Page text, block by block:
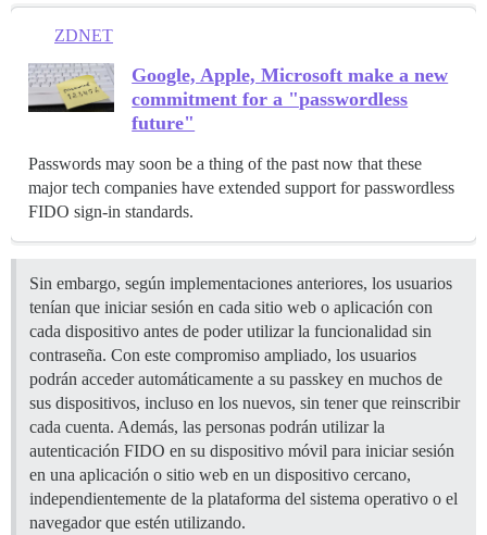
ZDNET
Google, Apple, Microsoft make a new
commitment for a "passwordless
future"
Passwords may soon be a thing of the past now that these
major tech companies have extended support for passwordless
FIDO sign-in standards.
Sin embargo, según implementaciones anteriores, los usuarios
tenían que iniciar sesión en cada sitio web o aplicación con
cada dispositivo antes de poder utilizar la funcionalidad sin
contraseña. Con este compromiso ampliado, los usuarios
podrán acceder automáticamente a su passkey en muchos de
sus dispositivos, incluso en los nuevos, sin tener que reinscribir
cada cuenta. Además, las personas podrán utilizar la
autenticación FIDO en su dispositivo móvil para iniciar sesión
en una aplicación o sitio web en un dispositivo cercano,
independientemente de la plataforma del sistema operativo o el
navegador que estén utilizando.